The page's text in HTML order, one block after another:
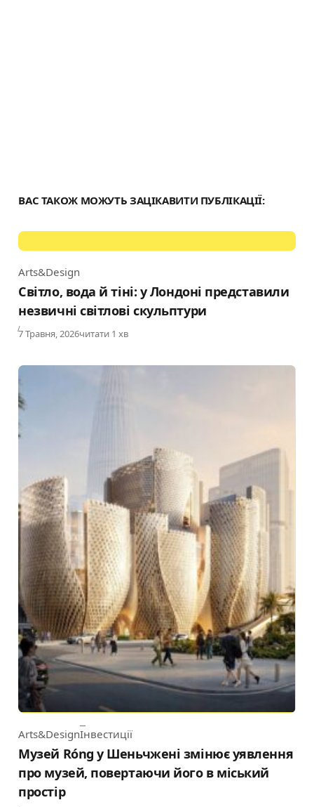
ВАС ТАКОЖ МОЖУТЬ ЗАЦІКАВИТИ ПУБЛІКАЦІЇ:
Category
Arts&Design
Світло, вода й тіні: у Лондоні представили
незвичні світлові скульптури
Published
7 Травня, 2026читати 1 хв
Category
Arts&DesignІнвестиції
Музей Róng у Шеньчжені змінює уявлення
про музей, повертаючи його в міський
простір